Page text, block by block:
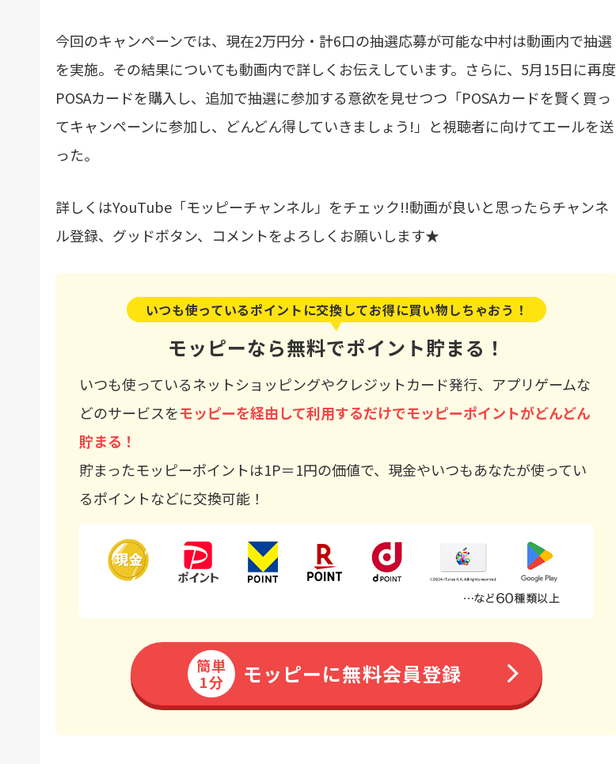
今回のキャンペーンでは、現在2万円分・計6口の抽選応募が可能な中村は動画内で抽選
を実施。その結果についても動画内で詳しくお伝えしています。さらに、5月15日に再度
POSAカードを購入し、追加で抽選に参加する意欲を見せつつ「POSAカードを賢く買っ
てキャンペーンに参加し、どんどん得していきましょう!」と視聴者に向けてエールを送
った。
詳しくはYouTube「モッピーチャンネル」をチェック!!動画が良いと思ったらチャンネ
ル登録、グッドボタン、コメントをよろしくお願いします★
いつも使っているポイントに交換してお得に買い物しちゃおう！
モッピーなら無料でポイント貯まる！
いつも使っているネットショッピングやクレジットカード発行、アプリゲームな
どのサービスをモッピーを経由して利用するだけでモッピーポイントがどんどん
貯まる！
貯まったモッピーポイントは1P＝1円の価値で、現金やいつもあなたが使ってい
るポイントなどに交換可能！
簡単
1分
モッピーに無料会員登録